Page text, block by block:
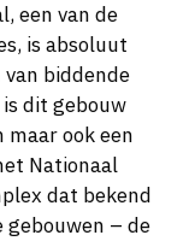
een van de
is absoluut
biddende
dit gebouw
ook een
Nationaal
dat bekend
– de